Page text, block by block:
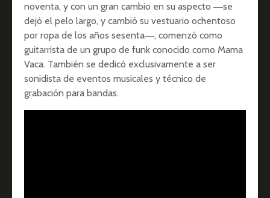
noventa, y con un gran cambio en su aspecto ―se
dejó el pelo largo, y cambió su vestuario ochentoso
por ropa de los años sesenta―, comenzó como
guitarrista de un grupo de funk conocido como Mama
Vaca. También se dedicó exclusivamente a ser
sonidista de eventos musicales y técnico de
grabación para bandas.